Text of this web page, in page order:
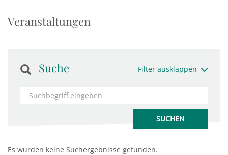
Veranstaltungen
Suche Filter ausklappen
Es wurden keine Suchergebnisse gefunden.